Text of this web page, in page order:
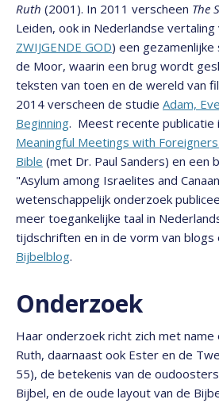
Ruth (2001). In 2011 verscheen The
Leiden, ook in Nederlandse vertaling
ZWIJGENDE GOD) een gezamenlijke
de Moor, waarin een brug wordt
teksten van toen en de wereld van
2014 verscheen de studie Adam,
Beginning. Meest recente publicatie
Meaningful Meetings with
Bible (met Dr. Paul Sanders) en een
"Asylum among Israelites and
wetenschappelijk onderzoek
meer toegankelijke taal in
tijdschriften en in de vorm van blogs
Bijbelblog.
Onderzoek
Haar onderzoek richt zich met
Ruth, daarnaast ook Ester en de
55), de betekenis van de
Bijbel, en de oude layout van de